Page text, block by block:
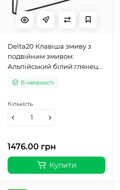
Delta20 Клавіша змиву з
подвійним змивом:
Альпійський білий глянець
В наявності
1476.00 грн
Кількість
Купити